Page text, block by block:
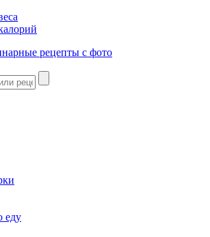
рецепты с фото
еду